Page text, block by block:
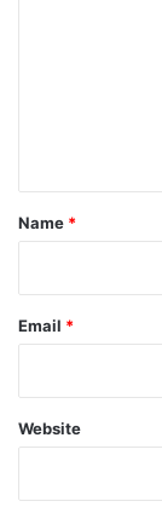
*
Name *
Email *
Website